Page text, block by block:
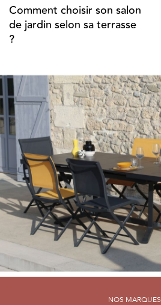
Comment choisir son salon
de jardin selon sa terrasse
?
NOS MARQUES
NOS MARQUES
NOS MARQUES